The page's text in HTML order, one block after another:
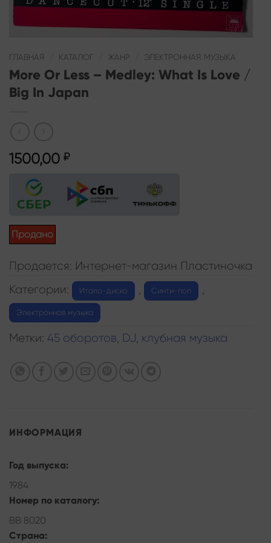
ГЛАВНАЯ КАТАЛОГ ЖАНР ЭЛЕКТРОННАЯ МУЗЫКА
More Or Less – Medley: What Is Love /
Big In Japan
1500,00 ₽
Продано
Продается: Интернет-магазин Пластиночка
Категории:
Итало-диско , Синти-поп ,
Электронная музыка
Метки: 45 оборотов, DJ, клубная музыка
ИНФОРМАЦИЯ
Год выпуска:
1984
Номер по каталогу:
BB 8020
Страна: